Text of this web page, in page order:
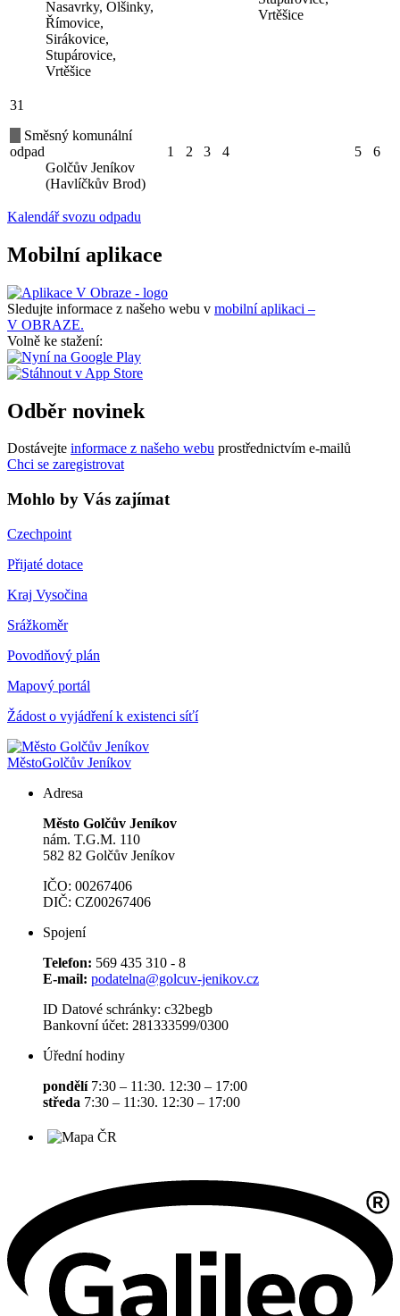
Nasavrky, Olšinky,
Římovice,
Sirákovice,
Stupárovice,
Vrtěšice
Vrtěšice
31
Směsný komunální
odpad
Golčův Jeníkov
(Havlíčkův Brod)
1 2 3 4 5 6
Kalendář svozu odpadu
Mobilní aplikace
Sledujte informace z našeho webu v mobilní aplikaci –
V OBRAZE.
Volně ke stažení:
Odběr novinek
Dostávejte informace z našeho webu prostřednictvím e-mailů
Chci se zaregistrovat
Mohlo by Vás zajímat
Czechpoint
Přijaté dotace
Kraj Vysočina
Srážkoměr
Povodňový plán
Mapový portál
Žádost o vyjádření k existenci síťí
MěstoGolčův Jeníkov
Adresa
Město Golčův Jeníkov
nám. T.G.M. 110
582 82 Golčův Jeníkov
IČO: 00267406
DIČ: CZ00267406
Spojení
Telefon: 569 435 310 - 8
E-mail: podatelna@golcuv-jenikov.cz
ID Datové schránky: c32begb
Bankovní účet: 281333599/0300
Úřední hodiny
pondělí7:30 – 11:30. 12:30 – 17:00
středa 7:30 – 11:30. 12:30 – 17:00